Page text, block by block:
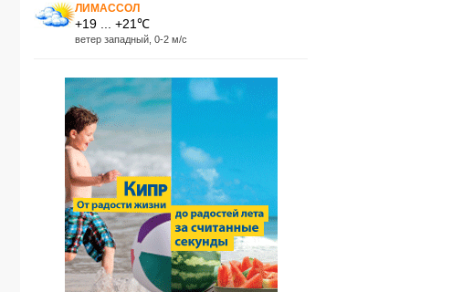
ЛИМАССОЛ
+19 ... +21℃
ветер западный, 0-2 м/с